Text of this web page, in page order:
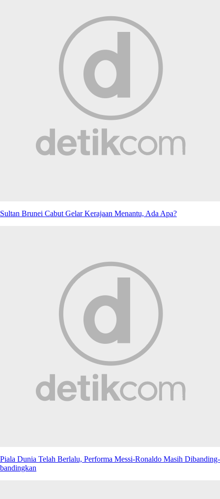
Sultan Brunei Cabut Gelar Kerajaan Menantu, Ada Apa?
Piala Dunia Telah Berlalu, Performa Messi-Ronaldo Masih Dibanding-
bandingkan